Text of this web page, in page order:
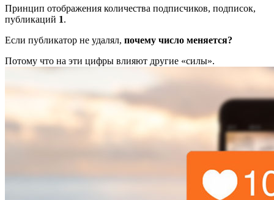
Принцип отображения количества подписчиков, подписок,
публикаций 1.
Если публикатор не удалял, почему число меняется?
Потому что на эти цифры влияют другие «силы».